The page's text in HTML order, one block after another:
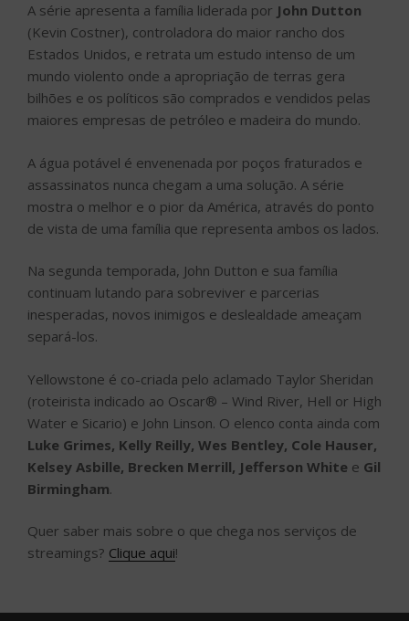
A série apresenta a família liderada por John Dutton
(Kevin Costner), controladora do maior rancho dos
Estados Unidos, e retrata um estudo intenso de um
mundo violento onde a apropriação de terras gera
bilhões e os políticos são comprados e vendidos pelas
maiores empresas de petróleo e madeira do mundo.
A água potável é envenenada por poços fraturados e
assassinatos nunca chegam a uma solução. A série
mostra o melhor e o pior da América, através do ponto
de vista de uma família que representa ambos os lados.
Na segunda temporada, John Dutton e sua família
continuam lutando para sobreviver e parcerias
inesperadas, novos inimigos e deslealdade ameaçam
separá-los.
Yellowstone é co-criada pelo aclamado Taylor Sheridan
(roteirista indicado ao Oscar® – Wind River, Hell or High
Water e Sicario) e John Linson. O elenco conta ainda com
Luke Grimes, Kelly Reilly, Wes Bentley, Cole Hauser,
Kelsey Asbille, Brecken Merrill, Jefferson White e Gil
Birmingham.
Quer saber mais sobre o que chega nos serviços de
streamings? Clique aqui!